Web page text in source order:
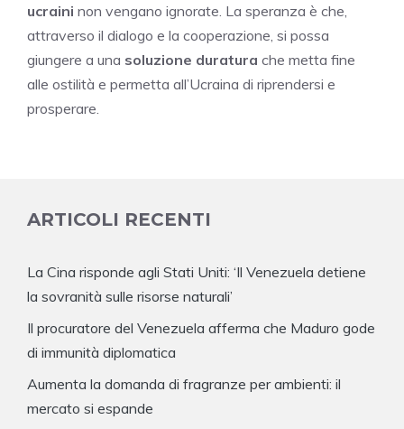
ucraini non vengano ignorate. La speranza è che,
attraverso il dialogo e la cooperazione, si possa
giungere a una soluzione duratura che metta fine
alle ostilità e permetta all’Ucraina di riprendersi e
prosperare.
ARTICOLI RECENTI
La Cina risponde agli Stati Uniti: ‘Il Venezuela detiene
la sovranità sulle risorse naturali’
Il procuratore del Venezuela afferma che Maduro gode
di immunità diplomatica
Aumenta la domanda di fragranze per ambienti: il
mercato si espande